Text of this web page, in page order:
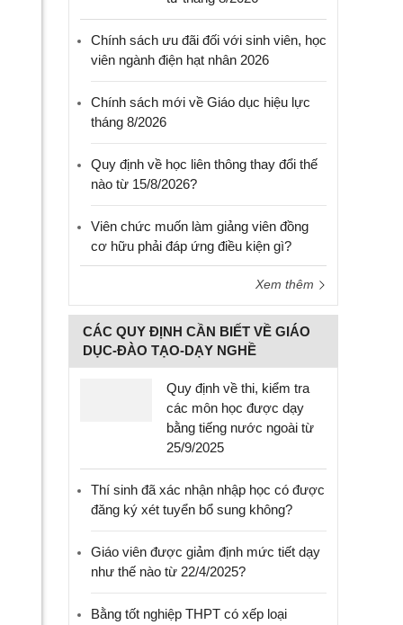
Chính sách ưu đãi đối với sinh viên, học
viên ngành điện hạt nhân 2026
Chính sách mới về Giáo dục hiệu lực
tháng 8/2026
Quy định về học liên thông thay đổi thế
nào từ 15/8/2026?
Viên chức muốn làm giảng viên đồng
cơ hữu phải đáp ứng điều kiện gì?
Xem thêm
CÁC QUY ĐỊNH CẦN BIẾT VỀ GIÁO
DỤC-ĐÀO TẠO-DẠY NGHỀ
Quy định về thi, kiểm tra
các môn học được dạy
bằng tiếng nước ngoài từ
25/9/2025
Thí sinh đã xác nhận nhập học có được
đăng ký xét tuyển bổ sung không?
Giáo viên được giảm định mức tiết dạy
như thế nào từ 22/4/2025?
Bằng tốt nghiệp THPT có xếp loại